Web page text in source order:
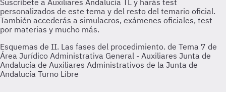
Esquemas de II. Las fases del procedimiento. de Tema 7 de
Área Jurídico Administrativa General - Auxiliares Junta de
Andalucía de Auxiliares Administrativos de la Junta de
Andalucía Turno Libre